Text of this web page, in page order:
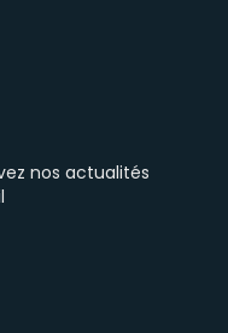
nos actualités